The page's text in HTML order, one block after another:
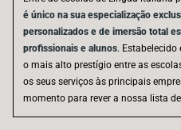
é único na sua especialização
personalizados e de imersão total
profissionais e alunos.
o mais alto prestígio entre as
os seus serviços às principais
momento para rever a nossa lista